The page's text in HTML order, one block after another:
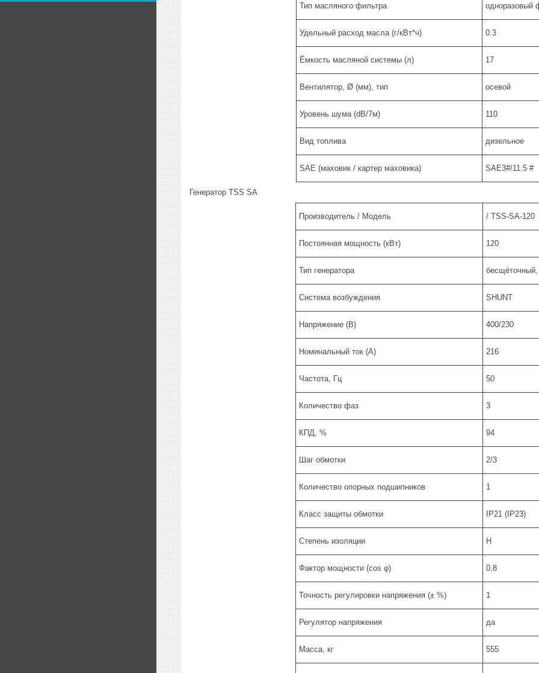
Тип масляного фильтра одноразовый
Удельный расход масла (г/кВт*ч) 0.3
Ёмкость масляной системы (л) 17
Вентилятор, Ø (мм), тип осевой
Уровень шума (dB/7м) 110
Вид топлива дизельное
SAE (маховик / картер маховика) SAE3#/11.5 #
Генератор TSS SA
Производитель / Модель / TSS-SA-120
Постоянная мощность (кВт) 120
Тип генератора
Система возбуждения SHUNT
Напряжение (В) 400/230
Номинальный ток (А) 216
Частота, Гц 50
Количество фаз 3
КПД, % 94
Шаг обмотки 2/3
Количество опорных подшипников 1
Класс защиты обмотки IP21 (IP23)
Степень изоляции Н
Фактор мощности (cos φ) 0,8
Точность регулировки напряжения (± %) 1
Регулятор напряжения да
Масса, кг 555